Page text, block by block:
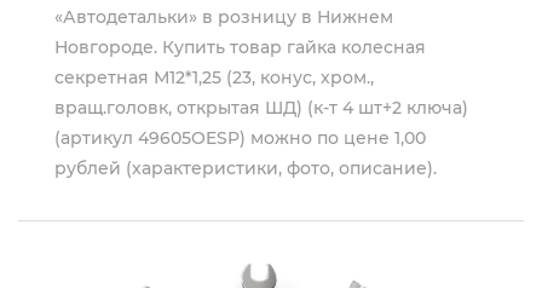
«Автодетальки» в розницу в Нижнем
Новгороде. Купить товар гайка колесная
секретная М12*1,25 (23, конус, хром.,
вращ.головк, открытая ШД) (к-т 4 шт+2 ключа)
(артикул 49605OESP) можно по цене 1,00
рублей (характеристики, фото, описание).